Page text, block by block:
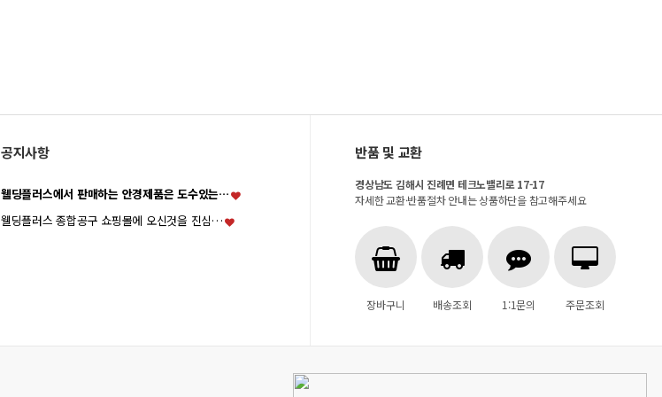
공지사항
웰딩플러스에서 판매하는 안경제품은 도수있는…
웰딩플러스 종합공구 쇼핑몰에 오신것을 진심…
반품 및 교환
경상남도 김해시 진례면 테크노밸리로 17-17
자세한 교환·반품절차 안내는 상품하단을 참고해주세요
장바구니 배송조회 1:1문의 주문조회